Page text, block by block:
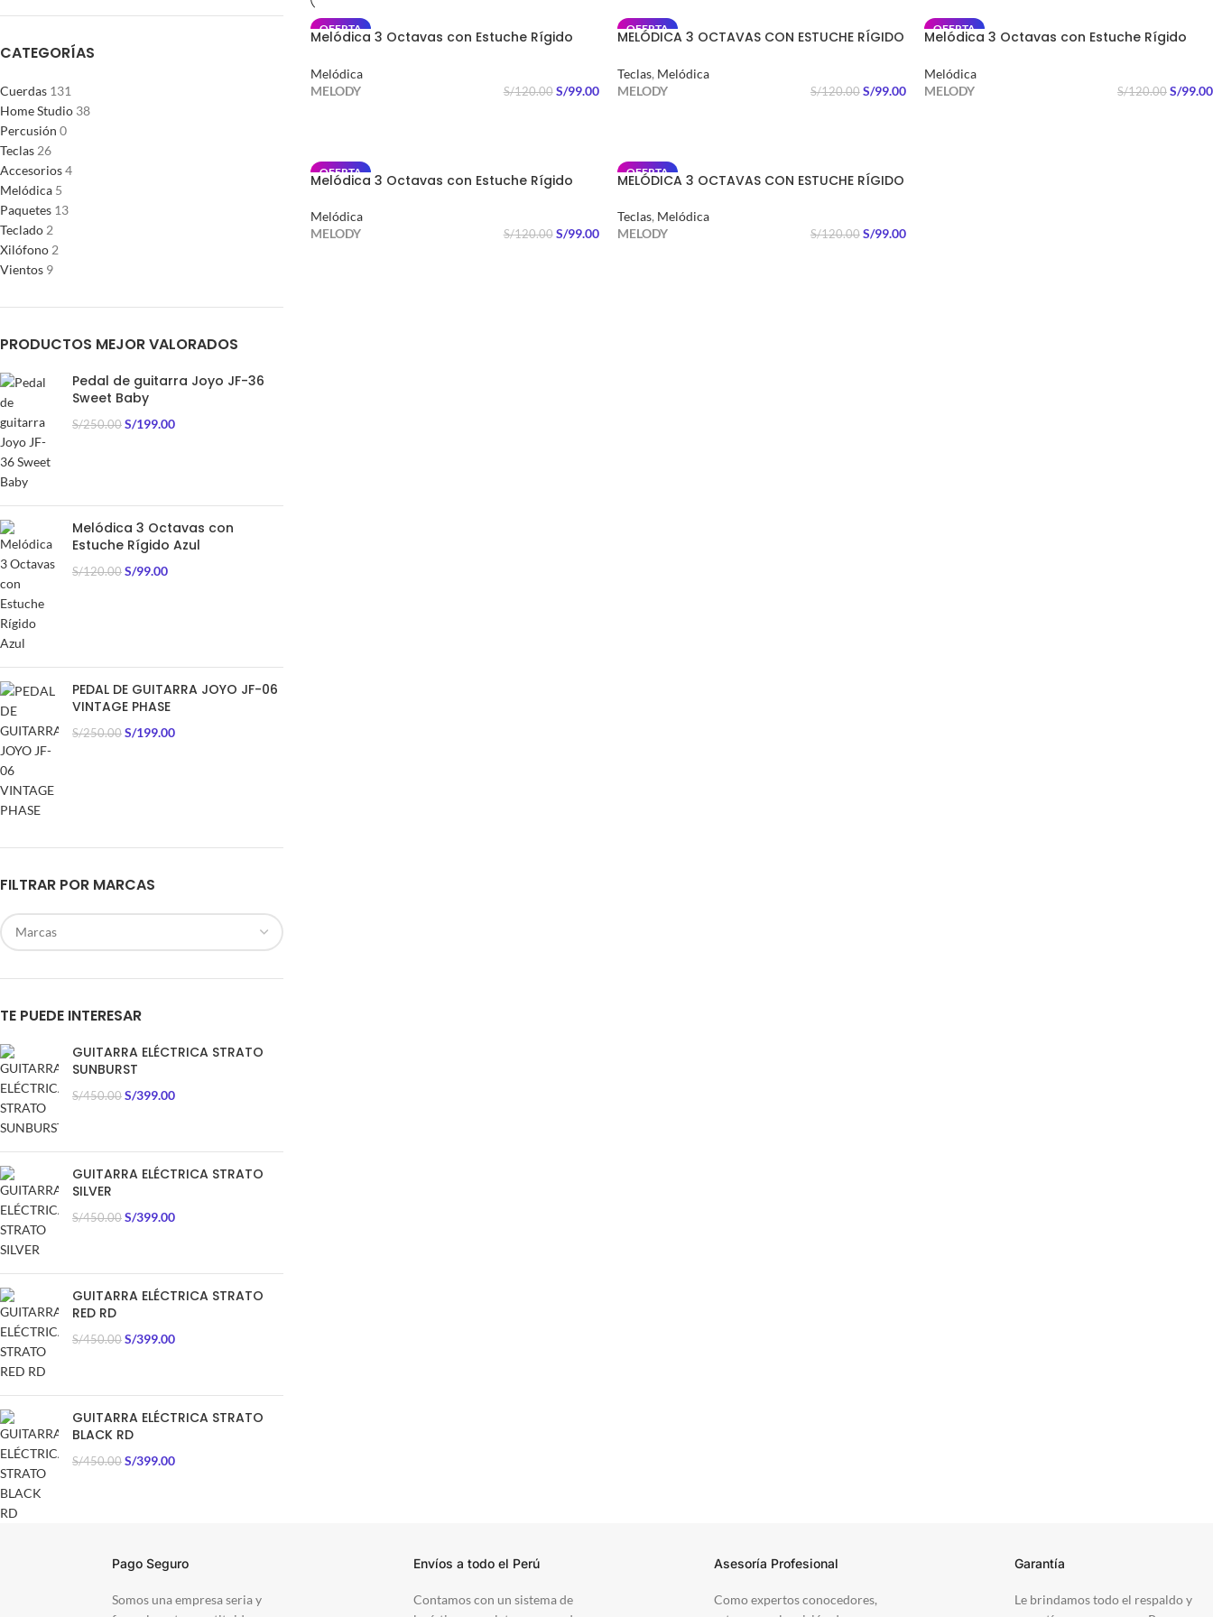
CATEGORÍAS
Cuerdas 131
Home Studio 38
Percusión 0
Teclas 26
Accesorios4
Melódica 5
Paquetes 13
Teclado 2
Xilófono 2
Vientos 9
PRODUCTOS MEJOR VALORADOS
Pedal de guitarra Joyo JF-36
Sweet Baby
S/250.00 S/199.00
Melódica 3 Octavas con
Estuche Rígido Azul
S/120.00 S/99.00
PEDAL DE GUITARRA JOYO JF-06
VINTAGE PHASE
S/250.00 S/199.00
FILTRAR POR MARCAS
TE PUEDE INTERESAR
GUITARRA ELÉCTRICA STRATO
SUNBURST
S/450.00 S/399.00
GUITARRA ELÉCTRICA STRATO
SILVER
S/450.00 S/399.00
GUITARRA ELÉCTRICA STRATO
RED RD
S/450.00 S/399.00
GUITARRA ELÉCTRICA STRATO
BLACK RD
S/450.00 S/399.00
OFERTA
Melódica 3 Octavas con Estuche Rígido
Melódica
MELODY
S/120.00 S/99.00
OFERTA
MELÓDICA 3 OCTAVAS CON ESTUCHE RÍGIDO
Teclas, Melódica
MELODY
S/120.00 S/99.00
OFERTA
Melódica 3 Octavas con Estuche Rígido
Melódica
MELODY
S/120.00 S/99.00
OFERTA
Melódica 3 Octavas con Estuche Rígido
Melódica
MELODY
S/120.00 S/99.00
OFERTA
MELÓDICA 3 OCTAVAS CON ESTUCHE RÍGIDO
Teclas, Melódica
MELODY
S/120.00 S/99.00
Pago Seguro
Somos una empresa seria y
Envíos a todo el Perú
Contamos con un sistema de
Asesoría Profesional
Como expertos conocedores,
Garantía
Le brindamos todo el respaldo y